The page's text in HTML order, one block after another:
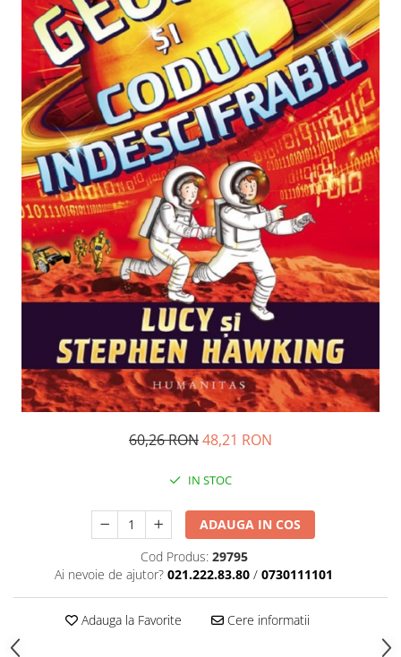
Resurse umane
Vanzari si marketing
Carte scolara
Atlase, dictionare si enciclopedii
Carte prescolara
Carte scolara
Dictionare de limba romana
Ghiduri de conversatie
Invatamant gimnazial
Invatamant primar
Invatarea limbilor straine
Liceu
Povesti si povestiri
Carti in limba engleza
Carti pentru copii
Activitati si jocuri pentru copii
Atlase, dictionare si enciclopedii
Povesti pentru copii
Povesti si povestiri
Dictionare si enciclopedii
Atlase
60,26 RON48,21 RON
IN STOC
ADAUGA IN COS
Cod Produs: 29795
Ai nevoie de ajutor? 021.222.83.80 / 0730111101
Adauga la Favorite Cere informatii